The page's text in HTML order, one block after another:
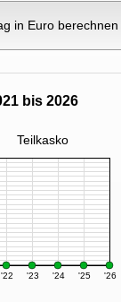
in Euro berechnen
bis 2026
Teilkasko
'22 '23 '24 '25 '26